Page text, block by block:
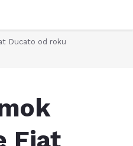
Ducato od roku
Fiat